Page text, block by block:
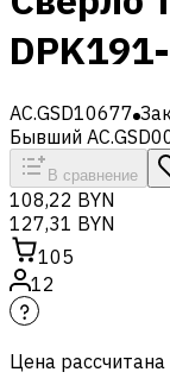
AC.GSD10677
Бывший
В сравнение
108,22 BYN
127,31 BYN
105
12
Цена рассчитана